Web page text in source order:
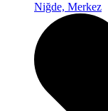
Niğde, Merkez